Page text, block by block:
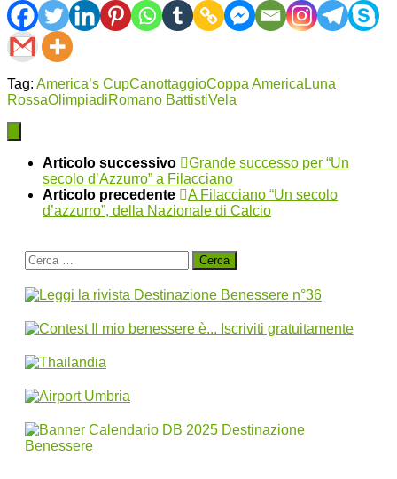
Tag: America’s CupCanottaggioCoppa America Luna
RossaOlimpiadiRomano BattistiVela
Articolo successivo
Grande successo per “Un
secolo d’Azzurro” a Filacciano
Articolo precedente
A Filacciano “Un secolo
d’azzurro”, della Nazionale di Calcio
Ricerca
per: